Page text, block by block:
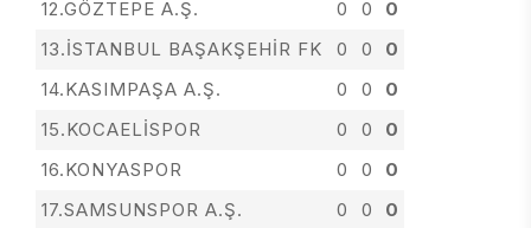
12.GÖZTEPE A.Ş. 0 0
0
13.İSTANBUL BAŞAKŞEHİR FK
0 0
0
14.KASIMPAŞA A.Ş.
0 0
0
15.KOCAELİSPOR
0 0
0
16.KONYASPOR
0 0
0
17.SAMSUNSPOR A.Ş.
0 0
0